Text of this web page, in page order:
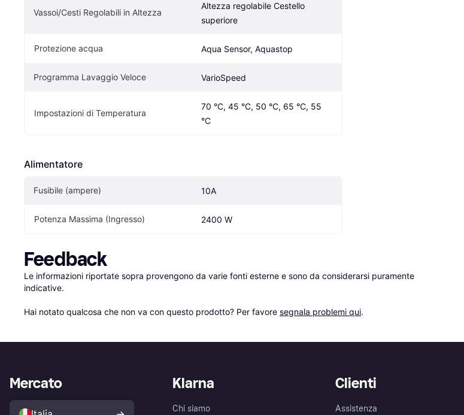
Vassoi/Cesti Regolabili in Altezza
Altezza regolabile Cestello
superiore
Protezione acqua Aqua Sensor, Aquastop
Programma Lavaggio Veloce VarioSpeed
Impostazioni di Temperatura
70 °C, 45 °C, 50 °C, 65 °C, 55
°C
Alimentatore
Fusibile (ampere) 10A
Potenza Massima (Ingresso) 2400 W
Feedback
Le informazioni riportate sopra provengono da varie fonti esterne e sono da considerarsi puramente
indicative.
Hai notato qualcosa che non va con questo prodotto? Per favore segnala problemi qui.
Klarna
Chi siamo
Clienti
Assistenza
Mercato